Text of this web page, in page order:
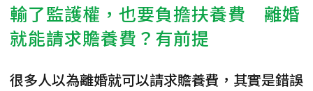
輸了監護權，也要負擔扶養費 離婚
就能請求贍養費？有前提
很多人以為離婚就可以請求贍養費，其實是錯誤